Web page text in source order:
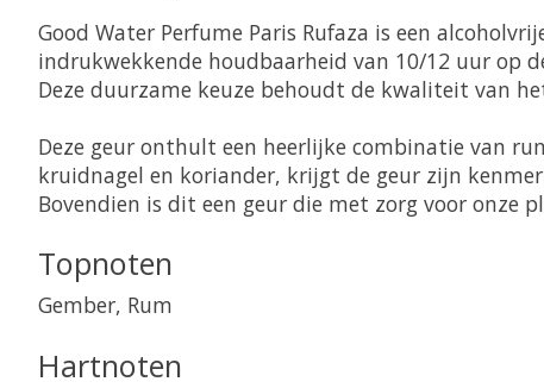
Good Water Perfume Paris Rufaza is een
indrukwekkende houdbaarheid van 10/12 uur op
Deze duurzame keuze behoudt de kwaliteit van
Deze geur onthult een heerlijke combinatie van
kruidnagel en koriander, krijgt de geur zijn
Bovendien is dit een geur die met zorg voor onze
Topnoten
Gember, Rum
Hartnoten